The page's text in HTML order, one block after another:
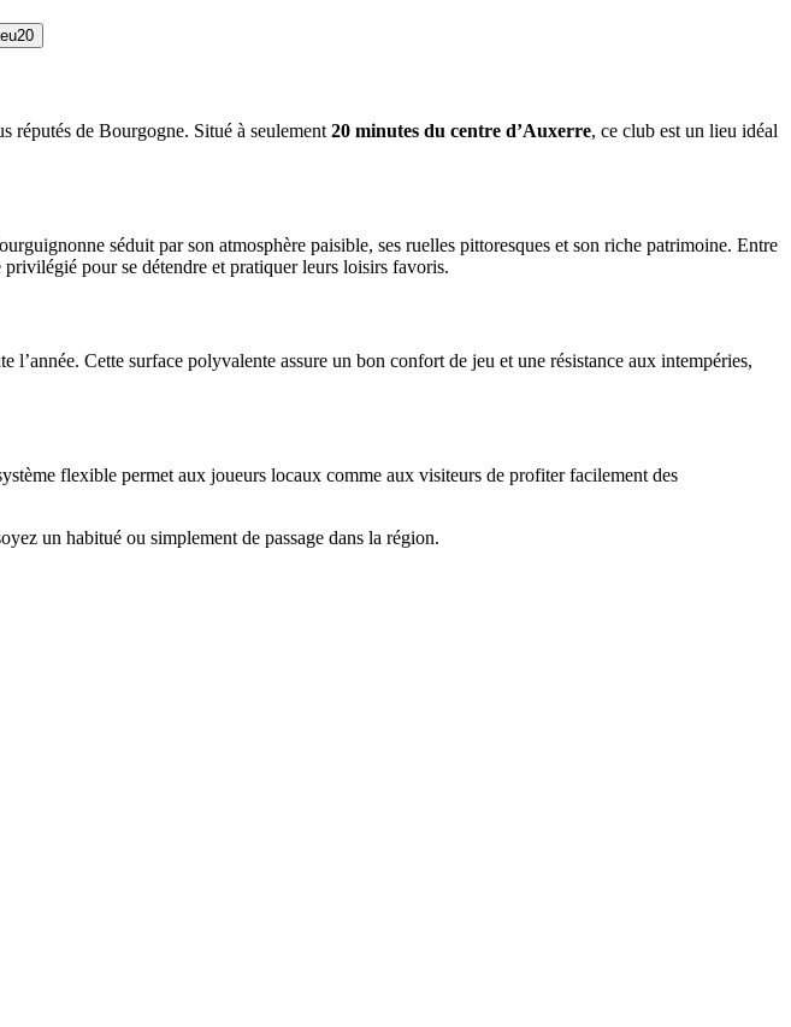
20
réputés de Bourgogne. Situé à seulement 20 minutes du centre d’Auxerre, ce club est un lieu idéal
séduit par son atmosphère paisible, ses ruelles pittoresques et son riche patrimoine. Entre
pour se détendre et pratiquer leurs loisirs favoris.
l’année. Cette surface polyvalente assure un bon confort de jeu et une résistance aux intempéries,
flexible permet aux joueurs locaux comme aux visiteurs de profiter facilement des
un habitué ou simplement de passage dans la région.